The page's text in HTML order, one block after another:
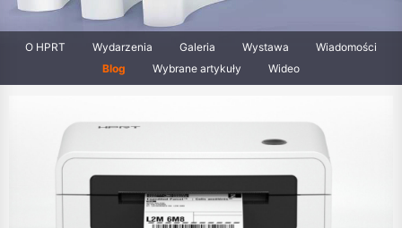
O HPRT Wydarzenia Galeria Wystawa
Wiadomości
Blog
Wybrane artykuły Wideo